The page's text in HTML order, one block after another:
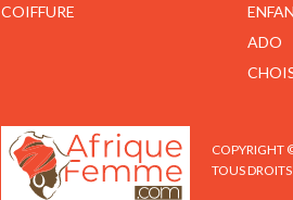
COIFFURE
ADO
COPYRIGHT
TOUS DROITS